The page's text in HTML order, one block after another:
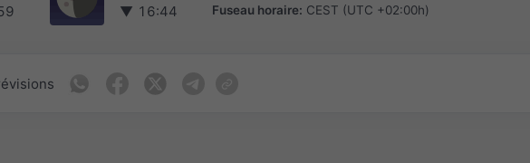
▼ 16:44
Fuseau horaire: CEST (UTC +02:00h)